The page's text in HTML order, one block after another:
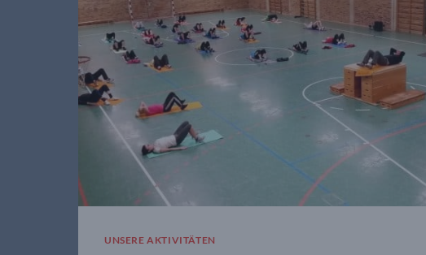
UNSERE AKTIVITÄTEN